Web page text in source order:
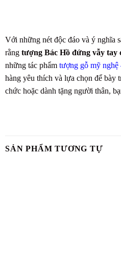
Với những nét độc đáo và ý nghĩa
rằng tượng Bác Hồ đứng vẫy tay
những tác phẩm tượng gỗ mỹ nghệ
hàng yêu thích và lựa chọn để bày
chức hoặc dành tặng người thân,
SẢN PHẨM TƯƠNG TỰ